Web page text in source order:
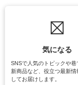
気になる
SNSで人気のトピックや巷
新商品など、役立つ最新情
してお届けします。